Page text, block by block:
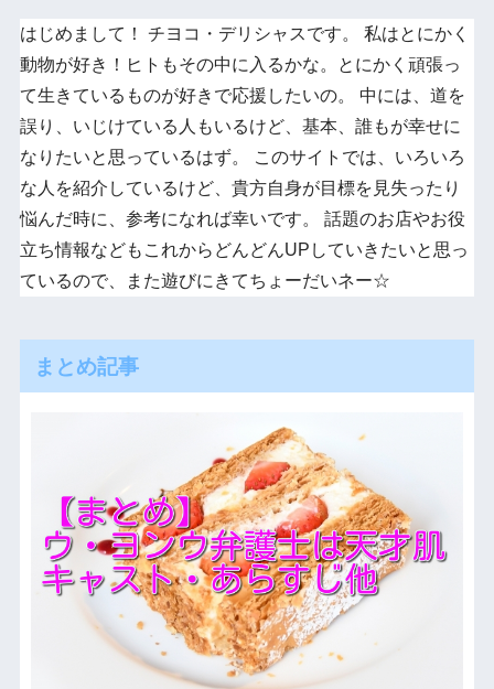
はじめまして！ チヨコ・デリシャスです。 私はとにかく
動物が好き！ヒトもその中に入るかな。とにかく頑張っ
て生きているものが好きで応援したいの。 中には、道を
誤り、いじけている人もいるけど、基本、誰もが幸せに
なりたいと思っているはず。 このサイトでは、いろいろ
な人を紹介しているけど、貴方自身が目標を見失ったり
悩んだ時に、参考になれば幸いです。 話題のお店やお役
立ち情報などもこれからどんどんUPしていきたいと思っ
ているので、また遊びにきてちょーだいネー☆
まとめ記事